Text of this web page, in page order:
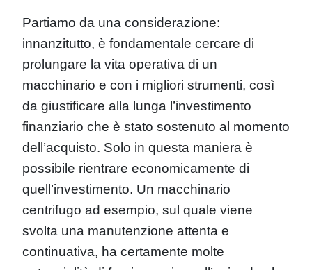
Partiamo da una considerazione:
innanzitutto, è fondamentale cercare di
prolungare la vita operativa di un
macchinario e con i migliori strumenti, così
da giustificare alla lunga l’investimento
finanziario che è stato sostenuto al momento
dell’acquisto. Solo in questa maniera è
possibile rientrare economicamente di
quell’investimento. Un macchinario
centrifugo ad esempio, sul quale viene
svolta una manutenzione attenta e
continuativa, ha certamente molte